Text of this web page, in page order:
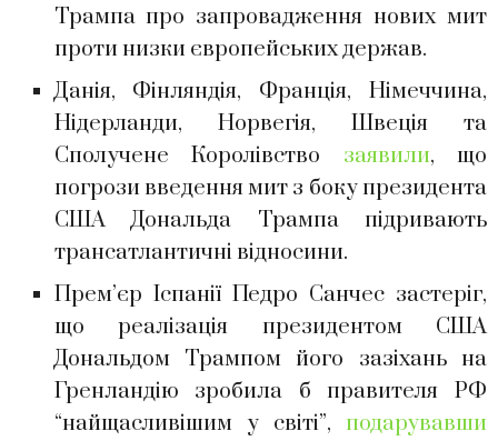
Трампа про запровадження нових мит
проти низки європейських держав.
Данія, Фінляндія, Франція, Німеччина,
Нідерланди, Норвегія, Швеція та
Сполучене Королівство заявили, що
погрози введення мит з боку президента
США Дональда Трампа підривають
трансатлантичні відносини.
Прем’єр Іспанії Педро Санчес застеріг,
що реалізація президентом США
Дональдом Трампом його зазіхань на
Гренландію зробила б правителя РФ
“найщасливішим у світі”, подарувавши